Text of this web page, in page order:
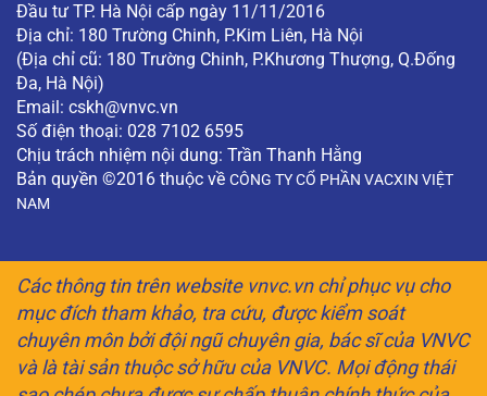
Đầu tư TP. Hà Nội cấp ngày 11/11/2016
Địa chỉ: 180 Trường Chinh, P.Kim Liên, Hà Nội
(Địa chỉ cũ: 180 Trường Chinh, P.Khương Thượng, Q.Đống
Đa, Hà Nội)
Email: cskh@vnvc.vn
Số điện thoại: 028 7102 6595
Chịu trách nhiệm nội dung: Trần Thanh Hằng
Bản quyền ©2016 thuộc về CÔNG TY CỔ PHẦN VACXIN VIỆT
NAM
Các thông tin trên website vnvc.vn chỉ phục vụ cho
mục đích tham khảo, tra cứu, được kiểm soát
chuyên môn bởi đội ngũ chuyên gia, bác sĩ của VNVC
và là tài sản thuộc sở hữu của VNVC. Mọi động thái